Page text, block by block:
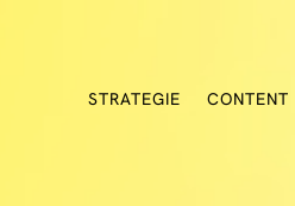
STRATEGIE
CONTENT